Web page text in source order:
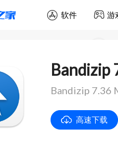
软件 游
Bandizip
Bandizip 7.36
高速下载